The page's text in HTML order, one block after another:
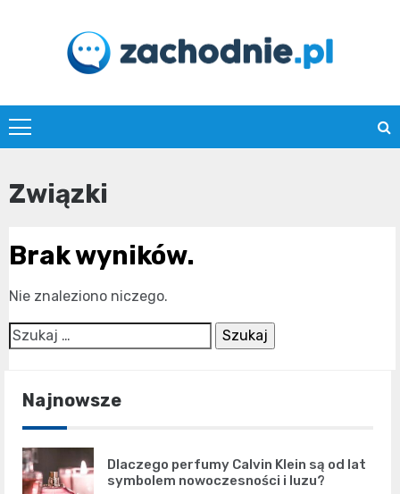
zachodnie.pl
Związki
Brak wyników.
Nie znaleziono niczego.
Szukaj:
Najnowsze
Dlaczego perfumy Calvin Klein są od lat
symbolem nowoczesności i luzu?